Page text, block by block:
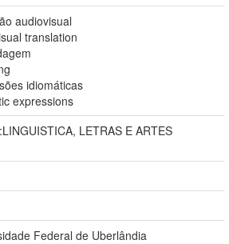
audiovisual
translation
idiomáticas
expressions
LETRAS E ARTES
Federal de Uberlândia